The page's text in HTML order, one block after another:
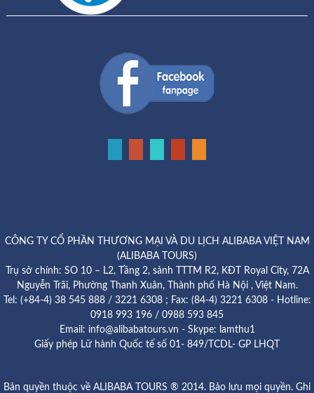
CÔNG TY CỔ PHẦN THƯƠNG MẠI VÀ DU LỊCH ALIBABA VIỆT NAM
(ALIBABA TOURS)
Trụ sở chính: SO 10 – L2, Tầng 2, sảnh TTTM R2, KĐT Royal City, 72A
Nguyễn Trãi, Phường Thanh Xuân, Thành phố Hà Nội , Việt Nam.
Tel: (+84-4) 38 545 888 / 3221 6308 ; Fax: (84-4) 3221 6308 - Hotline:
0918 993 196 / 0988 593 845
Email: info@alibabatours.vn - Skype: lamthu1
Giấy phép Lữ hành Quốc tế số 01- 849/TCDL- GP LHQT
Bản quyền thuộc về ALIBABA TOURS ® 2014. Bảo lưu mọi quyền. Ghi